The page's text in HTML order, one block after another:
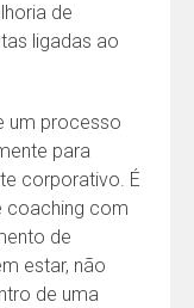
de
ligadas ao
um processo
para
corporativo. É
coaching com
de
estar, não
de uma